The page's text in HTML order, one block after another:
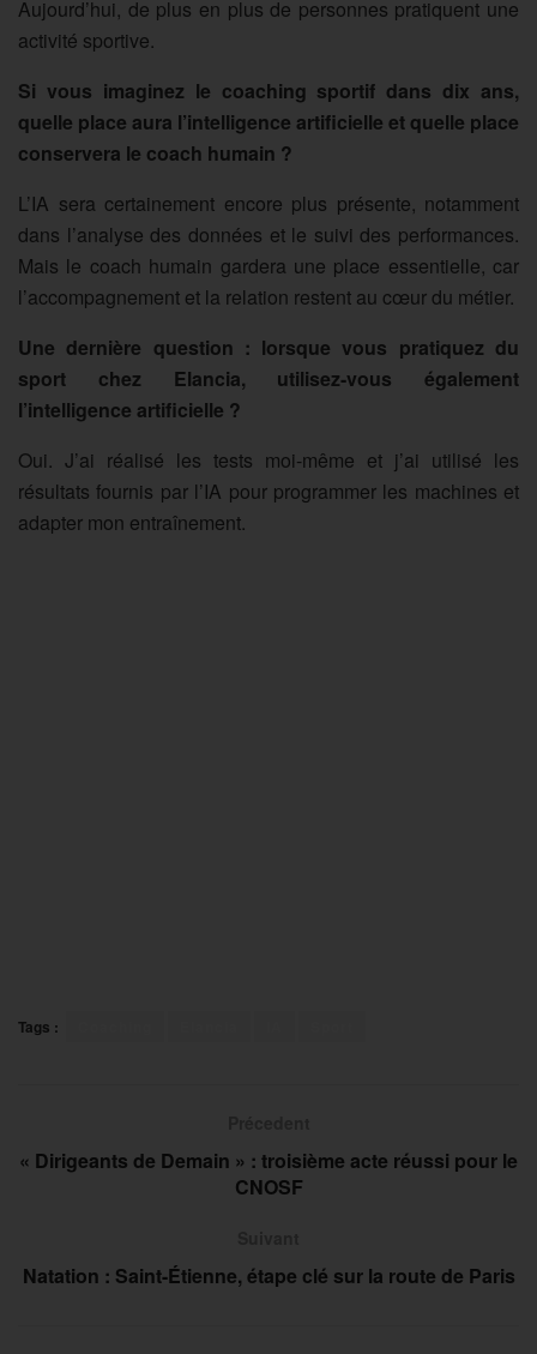
Aujourd’hui, de plus en plus de personnes pratiquent une
activité sportive.
Si vous imaginez le coaching sportif dans dix ans,
quelle place aura l’intelligence artificielle et quelle place
conservera le coach humain ?
L’IA sera certainement encore plus présente, notamment
dans l’analyse des données et le suivi des performances.
Mais le coach humain gardera une place essentielle, car
l’accompagnement et la relation restent au cœur du métier.
Une dernière question : lorsque vous pratiquez du
sport chez Elancia, utilisez-vous également
l’intelligence artificielle ?
Oui. J’ai réalisé les tests moi-même et j’ai utilisé les
résultats fournis par l’IA pour programmer les machines et
adapter mon entraînement.
Tags :
« Dirigeants de Demain » : troisième acte réussi pour le
CNOSF
Natation : Saint-Étienne, étape clé sur la route de Paris